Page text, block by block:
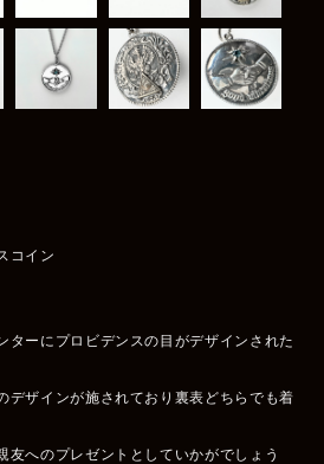
コイン
ターにプロビデンスの目がデザインされた
デザインが施されており裏表どちらでも着
友へのプレゼントとしていかがでしょう